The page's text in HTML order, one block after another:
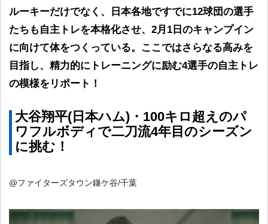
ルーキーだけでなく、日本各地ですでに12球団の選手
たちも自主トレを本格化させ、2月1日のキャンプイン
に向けて体をつくっている。ここではさらなる高みを
目指し、精力的にトレーニングに励む4選手の自主トレ
の模様をリポート！
大谷翔平(日本ハム)・100キロ超えのパ
ワフルボディで二刀流4年目のシーズン
に挑む！
@ファイターズタウン鎌ケ谷/千葉